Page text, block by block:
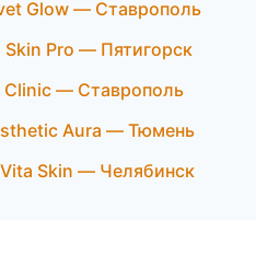
Glow — Ставрополь
Skin Pro — Пятигорск
— Ставрополь
Aura — Тюмень
Skin — Челябинск